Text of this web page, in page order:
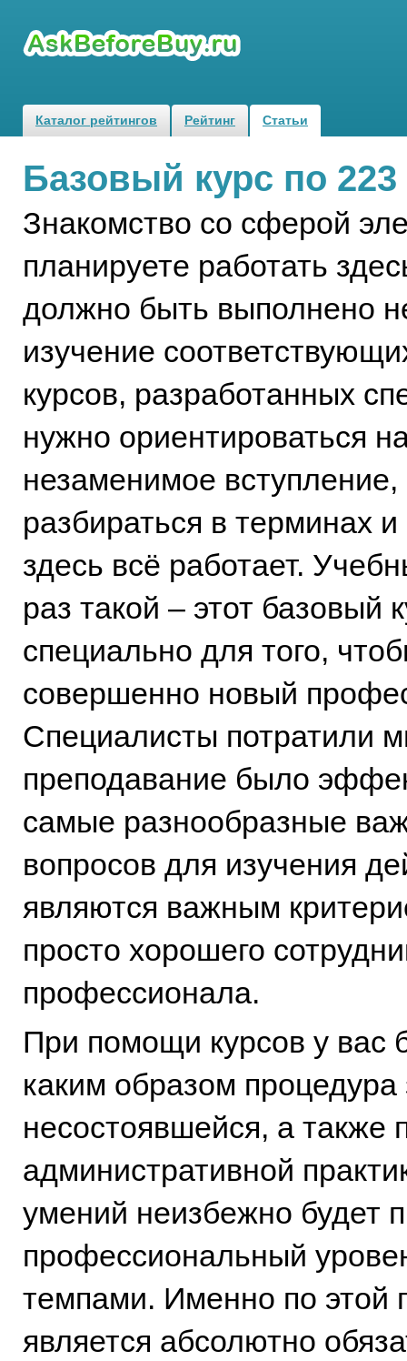
Каталог рейтингов Рейтинг Статьи
Базовый курс по
Знакомство со сферой
планируете работать
должно быть выполнено
изучение
курсов, разработанных
нужно ориентироваться
незаменимое вступление,
разбираться в терминах
здесь всё работает.
раз такой – этот базовый
специально для того,
совершенно новый
Специалисты потратили
преподавание было
самые разнообразные
вопросов для изучения
являются важным
просто хорошего
профессионала.
При помощи курсов у вас
каким образом процедура
несостоявшейся, а также
административной
умений неизбежно будет
профессиональный
темпами. Именно по этой
является абсолютно